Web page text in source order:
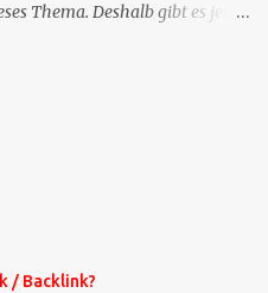
Thema. Deshalb gibt es jetzt
Folge. Die Startsequenz ist 16
/ Backlink?